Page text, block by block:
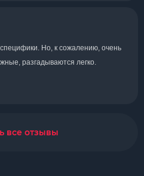
Но, к сожалению, очень
разгадываются легко.
все отзывы